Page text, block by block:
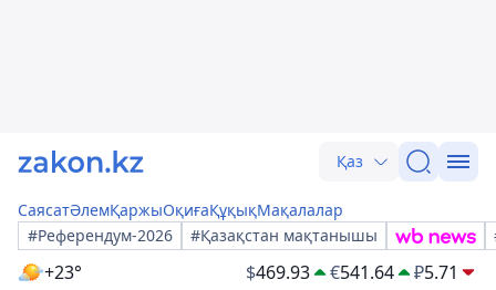
Қаз
СаясатӘлемҚаржыОқиғаҚұқықМақалалар
#Референдум-2026
#Қазақстан мақтанышы
+23° $469.93 €541.64 ₽5.71